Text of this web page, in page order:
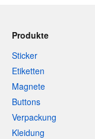
Produkte
Sticker
Etiketten
Magnete
Buttons
Verpackung
Kleidung